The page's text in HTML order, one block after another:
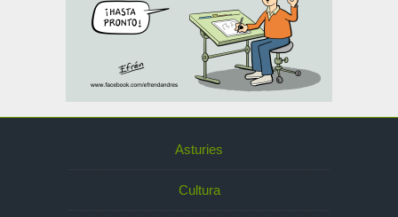
Asturies
Cultura